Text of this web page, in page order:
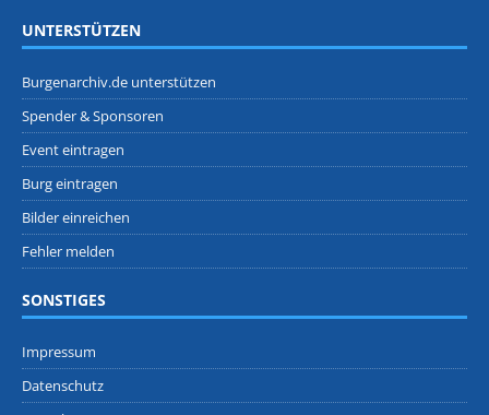
UNTERSTÜTZEN
Burgenarchiv.de unterstützen
Spender & Sponsoren
Event eintragen
Burg eintragen
Bilder einreichen
Fehler melden
SONSTIGES
Impressum
Datenschutz